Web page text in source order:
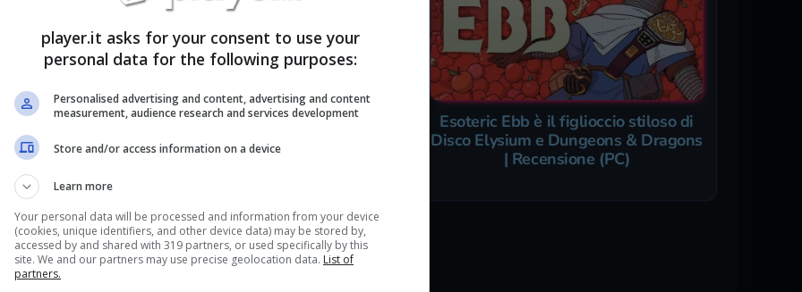
scatola si presenta come un perfetto figlio di
di equilibrio ideale tra diverse tipologie di
forse la scelta ideale per la stragrande
grande da offrire un buon senso di
da non dover rivoluzionare il proprio setup.
Esoteric Ebb è il figlioccio stiloso di
Disco Elysium e Dungeons & Dragons
| Recensione (PC)
player.it asks for your consent to use your
personal data for the following purposes:
Personalised advertising and content, advertising and content
measurement, audience research and services development
Store and/or access information on a device
Learn more
Your personal data will be processed and information from your device
(cookies, unique identifiers, and other device data) may be stored by,
accessed by and shared with 319 partners, or used specifically by this
site. We and our partners may use precise geolocation data. List of
partners.